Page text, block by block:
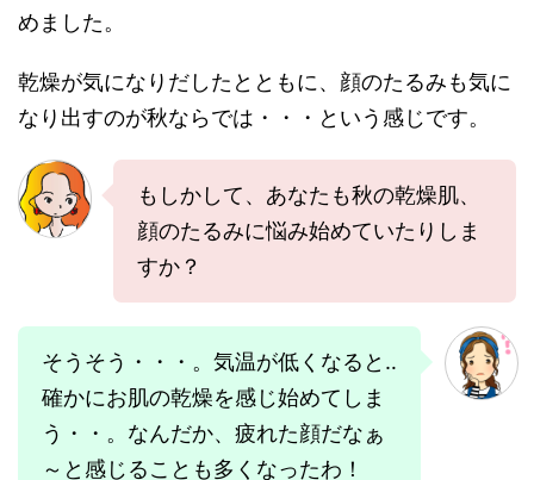
めました。
乾燥が気になりだしたとともに、顔のたるみも気に
なり出すのが秋ならでは・・・という感じです。
もしかして、あなたも秋の乾燥肌、
顔のたるみに悩み始めていたりしま
すか？
そうそう・・・。気温が低くなると‥
確かにお肌の乾燥を感じ始めてしま
う・・。なんだか、疲れた顔だなぁ
～と感じることも多くなったわ！